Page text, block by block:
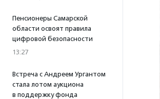
Пенсионеры Самарской
области освоят правила
цифровой безопасности
13:27
Встреча с Андреем Ургантом
стала лотом аукциона
в поддержку фонда